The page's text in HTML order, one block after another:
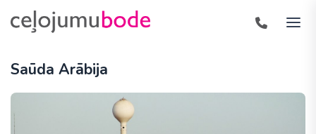
Saūda Arābija